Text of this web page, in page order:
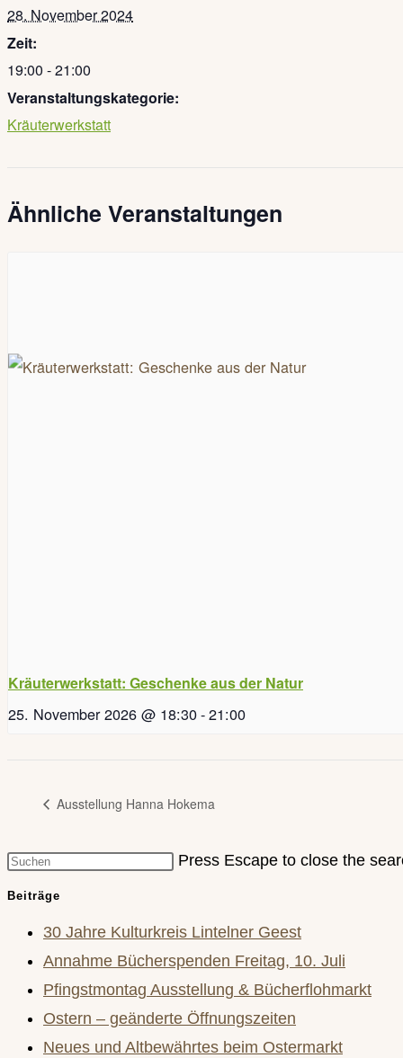
28. November 2024
Zeit:
19:00 - 21:00
Veranstaltungskategorie:
Kräuterwerkstatt
Ähnliche Veranstaltungen
Kräuterwerkstatt: Geschenke aus der Natur
25. November 2026 @ 18:30-21:00
Ausstellung Hanna Hokema
Press Escape to close the
Beiträge
30 Jahre Kulturkreis Lintelner Geest
Annahme Bücherspenden Freitag, 10. Juli
Pfingstmontag Ausstellung & Bücherflohmarkt
Ostern – geänderte Öffnungszeiten
Neues und Altbewährtes beim Ostermarkt